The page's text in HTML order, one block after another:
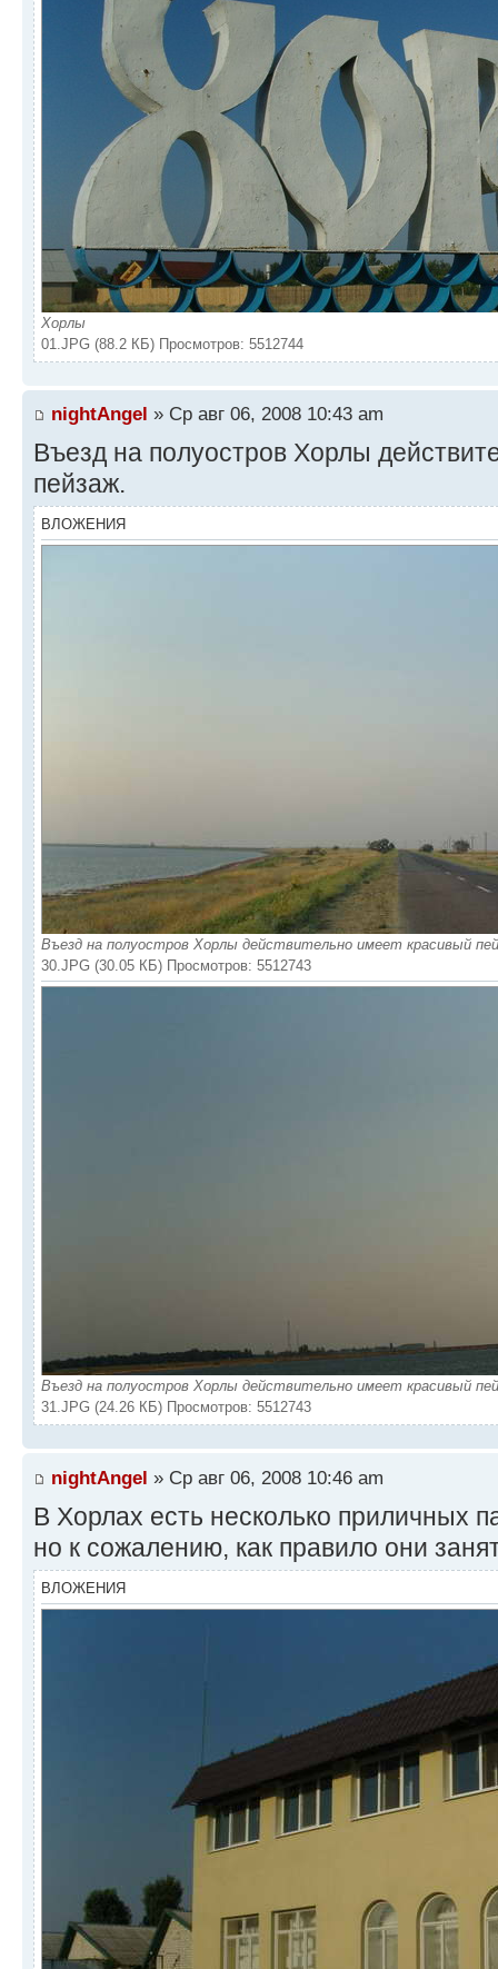
Хорлы
01.JPG (88.2 КБ) Просмотров: 5512744
nightAngel » Ср авг 06, 2008 10:43 am
Въезд на полуостров Хорлы
пейзаж.
ВЛОЖЕНИЯ
Въезд на полуостров Хорлы действительно имеет красивый
30.JPG (30.05 КБ) Просмотров: 5512743
Въезд на полуостров Хорлы действительно имеет красивый
31.JPG (24.26 КБ) Просмотров: 5512743
nightAngel » Ср авг 06, 2008 10:46 am
В Хорлах есть несколько приличных
но к сожалению, как правило они
ВЛОЖЕНИЯ